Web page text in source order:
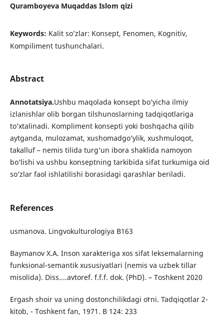
Quramboyeva Muqaddas Islom qizi
Keywords: Kalit so’zlar: Konsept, Fenomen, Kognitiv,
Kompiliment tushunchalari.
Abstract
Annotatsiya.Ushbu maqolada konsept bo’yicha ilmiy
izlanishlar olib borgan tilshunoslarning tadqiqotlariga
to’xtalinadi. Kompliment konsepti yoki boshqacha qilib
aytganda, mulozamat, xushomadgo‘ylik, xushmuloqot,
takalluf – nemis tilida turg‘un ibora shaklida namoyon
bo‘lishi va ushbu konseptning tarkibida sifat turkumiga oid
so‘zlar faol ishlatilishi borasidagi qarashlar beriladi.
References
usmanova. Lingvokulturologiya B163
Baymanov X.A. Inson xarakteriga xos sifat leksemalarning
funksional-semantik xususiyatlari (nemis va uzbek tillar
misolida). Diss....avtoref. f.f.f. dok. (PhD). – Toshkent 2020
Ergash shoir va uning dostonchilikdagi oʻrni. Tadqiqotlar 2-
kitob, - Toshkent fan, 1971. B 124: 233